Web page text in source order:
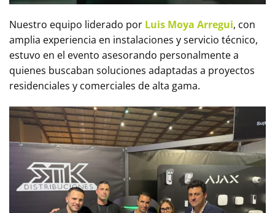
Nuestro equipo liderado por Luis Moya Arregui, con
amplia experiencia en instalaciones y servicio técnico,
estuvo en el evento asesorando personalmente a
quienes buscaban soluciones adaptadas a proyectos
residenciales y comerciales de alta gama.